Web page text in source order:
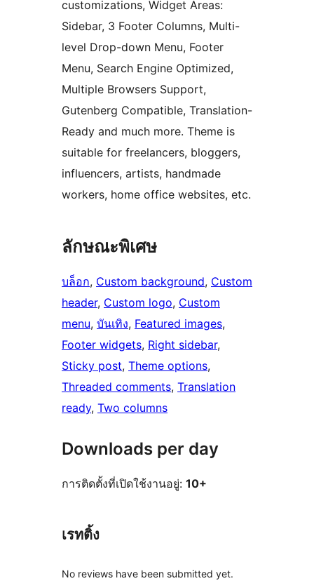
customizations, Widget Areas:
Sidebar, 3 Footer Columns, Multi-
level Drop-down Menu, Footer
Menu, Search Engine Optimized,
Multiple Browsers Support,
Gutenberg Compatible, Translation-
Ready and much more. Theme is
suitable for freelancers, bloggers,
influencers, artists, handmade
workers, home office websites, etc.
ลักษณะพิเศษ
บล็อก, Custom background, Custom
header, Custom logo, Custom
menu, บันเทิง, Featured images
Footer widgets, Right sidebar
Sticky post, Theme options
Threaded comments, Translation
ready, Two columns
Downloads per day
การติดตั้งที่เปิดใช้งานอยู่: 10+
เรทติ้ง
No reviews have been submitted yet.